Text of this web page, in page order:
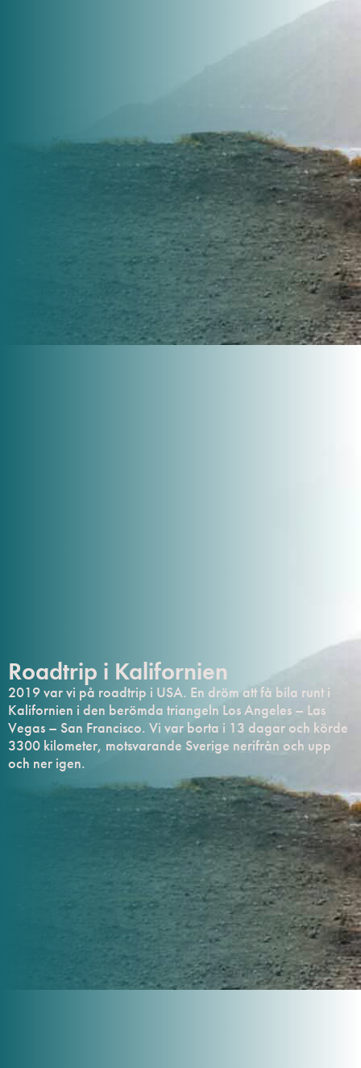
Roadtrip i Kalifornien
2019 var vi på roadtrip i USA. En dröm att få bila runt i
Kalifornien i den berömda triangeln Los Angeles – Las
Vegas – San Francisco. Vi var borta i 13 dagar och körde
3300 kilometer, motsvarande Sverige nerifrån och upp
och ner igen.